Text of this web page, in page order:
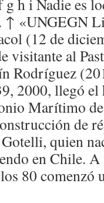
h i Nadie es
↑ «UNGEGN
(12 de
visitante al
Rodríguez
2000, llegó el
Marítimo
de
quien
en Chile. A
80